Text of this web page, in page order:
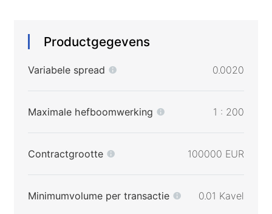
Productgegevens
Variabele spread 0.0020
Maximale hefboomwerking 1 : 200
Contractgrootte 100000 EUR
Minimumvolume per transactie 0.01 Kavel